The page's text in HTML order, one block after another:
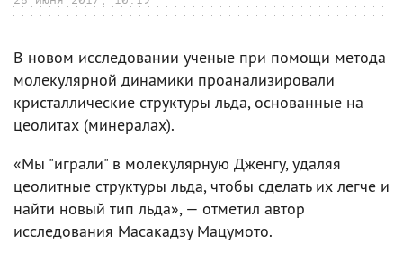
В новом исследовании ученые при помощи метода
молекулярной динамики проанализировали
кристаллические структуры льда, основанные на
цеолитах (минералах).
«Мы "играли" в молекулярную Дженгу, удаляя
цеолитные структуры льда, чтобы сделать их легче и
найти новый тип льда», — отметил автор
исследования Масакадзу Мацумото.